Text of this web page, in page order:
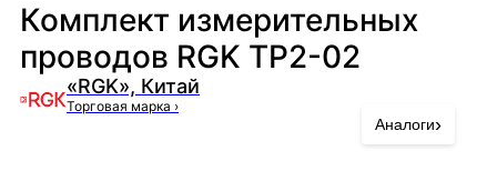
Комплект измерительных
проводов RGK TP2-02
«RGK», Китай
Торговая марка ›
Аналоги›